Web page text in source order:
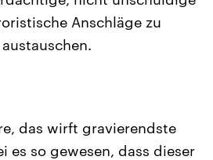
Anschläge zu
das wirft gravierendste
es so gewesen, dass dieser